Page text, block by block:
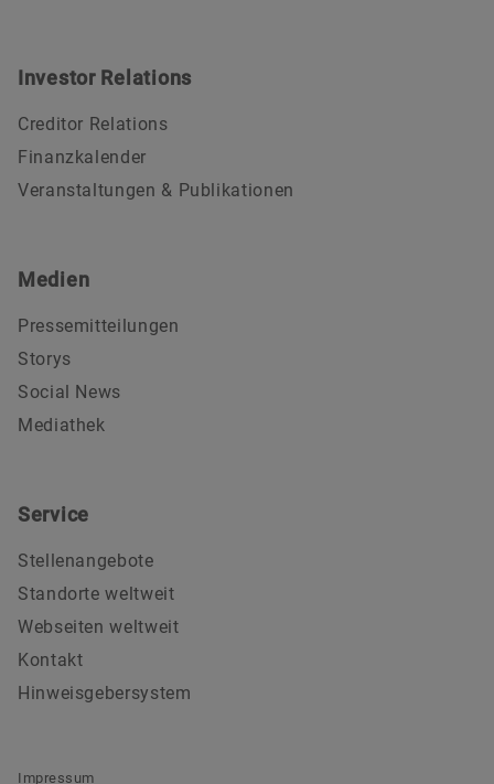
Investor Relations
Creditor Relations
Finanzkalender
Veranstaltungen & Publikationen
Medien
Pressemitteilungen
Storys
Social News
Mediathek
Service
Stellenangebote
Standorte weltweit
Webseiten weltweit
Kontakt
Hinweisgebersystem
Impressum